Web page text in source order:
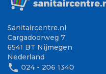
Sanitaircentre.nl
Cargadoorweg 7
6541 BT Nijmegen
Nederland
phone 024 - 206 1340